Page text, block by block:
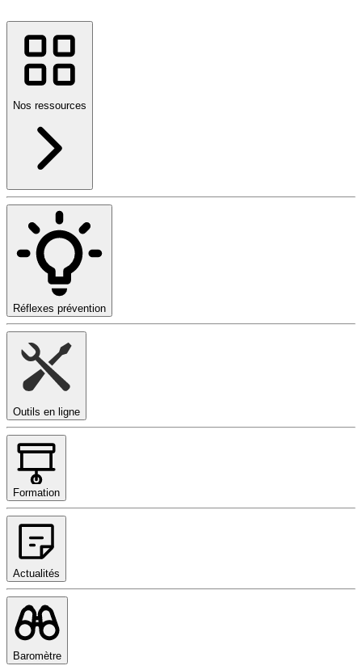
Nos ressources
Réflexes prévention
Outils en ligne
Formation
Actualités
Baromètre